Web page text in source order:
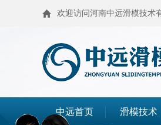
欢迎访问河南中远滑模技术
中远首页 滑模技术